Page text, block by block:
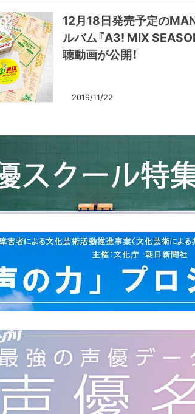
12月18日発売予定の
ルバム『A3! MIX
聴動画が公開！
2019/11/22